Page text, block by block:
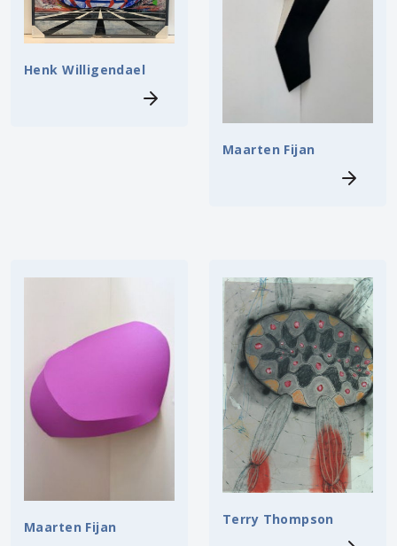
Henk Willigendael
Maarten Fijan
Maarten Fijan Terry Thompson